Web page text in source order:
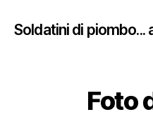
Soldatini di piombo...
Foto